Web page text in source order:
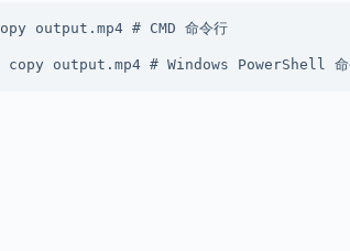
output.mp4 # CMD 命令行
output.mp4 # Windows PowerShell 命